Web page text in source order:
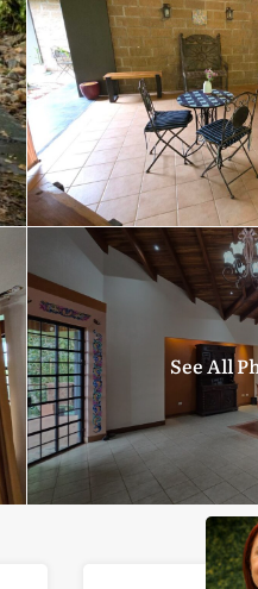
See All